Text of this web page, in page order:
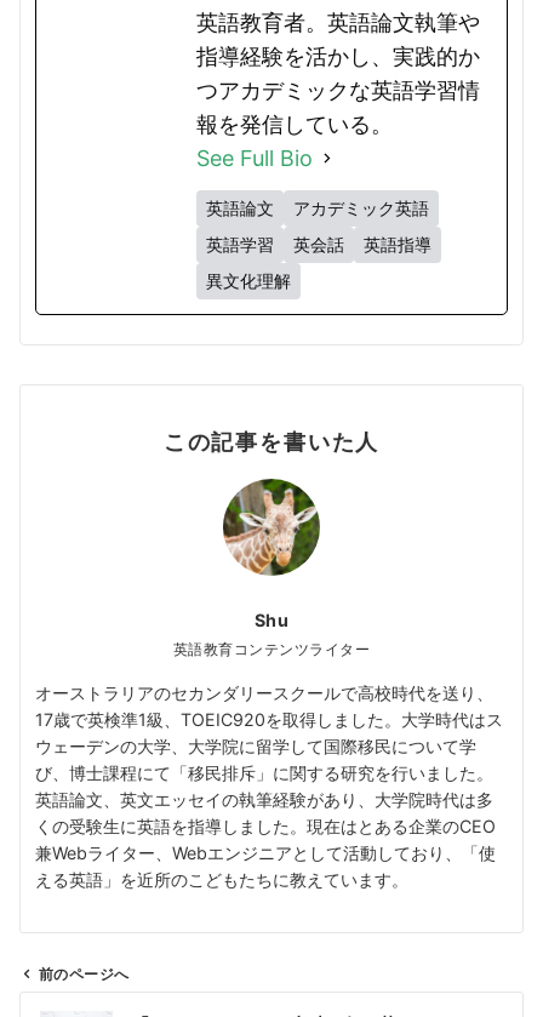
英語教育者。英語論文執筆や
指導経験を活かし、実践的か
つアカデミックな英語学習情
報を発信している。
See Full Bio
英語論文
アカデミック英語
英語学習
英会話
英語指導
異文化理解
この記事を書いた人
Shu
英語教育コンテンツライター
オーストラリアのセカンダリースクールで高校時代を送り、
17歳で英検準1級、TOEIC920を取得しました。大学時代はス
ウェーデンの大学、大学院に留学して国際移民について学
び、博士課程にて「移民排斥」に関する研究を行いました。
英語論文、英文エッセイの執筆経験があり、大学院時代は多
くの受験生に英語を指導しました。現在はとある企業のCEO
兼Webライター、Webエンジニアとして活動しており、「使
える英語」を近所のこどもたちに教えています。
前のページへ